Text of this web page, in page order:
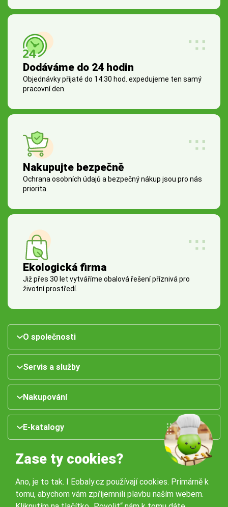
Dodáváme do 24 hodin
Objednávky přijaté do 14:30 hod. expedujeme ten samý
pracovní den.
Nakupujte bezpečně
Ochrana osobních údajů a bezpečný nákup jsou pro nás
priorita.
Ekologická firma
Již přes 30 let vytváříme obalová řešení příznivá pro
životní prostředí.
O společnosti
Servis a služby
Nakupování
E-katalogy
Zase ty cookies?
Ano, je to tak. I Eobaly.cz používají cookies. Primárně k
tomu, abychom vám zpříjemnili plavbu naším webem.